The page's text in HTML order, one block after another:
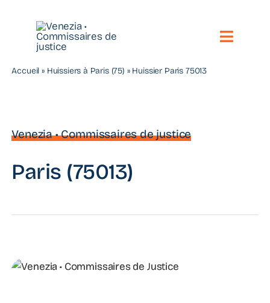
contenu
Toggle
Nos compétences
Accueil » Huissiers à Paris (75) » Huissier Paris 75013
Venezia • Commissaires de justice
Paris (75013)